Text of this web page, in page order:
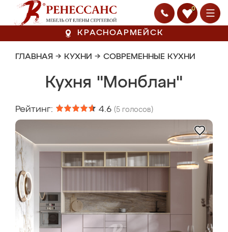
0
КРАСНОАРМЕЙСК
ГЛАВНАЯ → КУХНИ → СОВРЕМЕННЫЕ КУХНИ
Кухня "Монблан"
Рейтинг: 4.6 (5 голосов)